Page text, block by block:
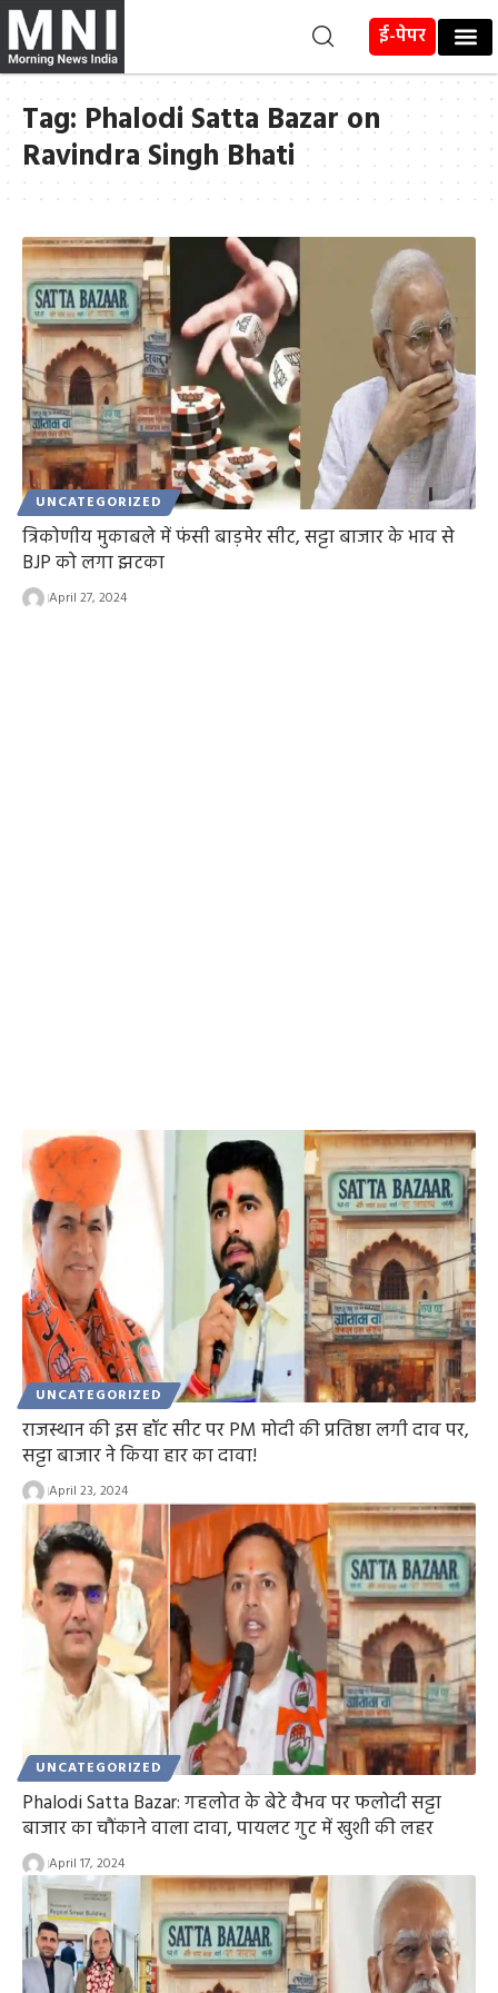
ई-पेपर
Tag: Phalodi Satta Bazar on
Ravindra Singh Bhati
UNCATEGORIZED
त्रिकोणीय मुकाबले में फंसी बाड़मेर सीट, सट्टा बाजार के भाव से
BJP को लगा झटका
April 27, 2024
UNCATEGORIZED
राजस्थान की इस हॉट सीट पर PM मोदी की प्रतिष्ठा लगी दाव पर,
सट्टा बाजार ने किया हार का दावा!
April 23, 2024
UNCATEGORIZED
Phalodi Satta Bazar: गहलोत के बेटे वैभव पर फलोदी सट्टा
बाजार का चौंकाने वाला दावा, पायलट गुट में खुशी की लहर
April 17, 2024